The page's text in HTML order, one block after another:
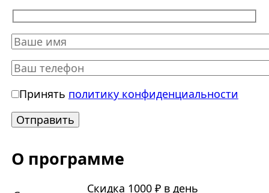
Принять политику конфиденциальности
О программе
Скидка 1000 ₽ в день